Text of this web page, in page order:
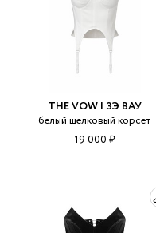
THE VOW | ЗЭ ВАУ
белый шелковый корсет
19 000 ₽